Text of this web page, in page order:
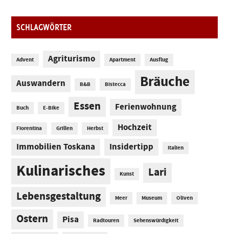
SCHLAGWÖRTER
Advent Agriturismo Apartment Ausflug
Auswandern B&B Bistecca Bräuche
Buch E-Bike Essen Ferienwohnung
Fiorentina Grillen Herbst
Hochzeit
Immobilien Toskana
Insidertipp Italien
Kulinarisches Kunst
Lari
Lebensgestaltung
Meer Museum Oliven
Ostern Pisa Radtouren Sehenswürdigkeit